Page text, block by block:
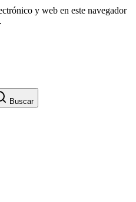
y web en este navegador
Buscar